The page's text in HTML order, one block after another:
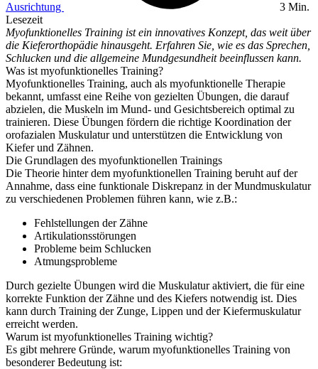
Ausrichtung
3 Min.
Lesezeit
Myofunktionelles Training ist ein innovatives Konzept, das weit über
die Kieferorthopädie hinausgeht. Erfahren Sie, wie es das Sprechen,
Schlucken und die allgemeine Mundgesundheit beeinflussen kann.
Was ist myofunktionelles Training?
Myofunktionelles Training, auch als myofunktionelle Therapie
bekannt, umfasst eine Reihe von gezielten Übungen, die darauf
abzielen, die Muskeln im Mund- und Gesichtsbereich optimal zu
trainieren. Diese Übungen fördern die richtige Koordination der
orofazialen Muskulatur und unterstützen die Entwicklung von
Kiefer und Zähnen.
Die Grundlagen des myofunktionellen Trainings
Die Theorie hinter dem myofunktionellen Training beruht auf der
Annahme, dass eine funktionale Diskrepanz in der Mundmuskulatur
zu verschiedenen Problemen führen kann, wie z.B.:
Fehlstellungen der Zähne
Artikulationsstörungen
Probleme beim Schlucken
Atmungsprobleme
Durch gezielte Übungen wird die Muskulatur aktiviert, die für eine
korrekte Funktion der Zähne und des Kiefers notwendig ist. Dies
kann durch Training der Zunge, Lippen und der Kiefermuskulatur
erreicht werden.
Warum ist myofunktionelles Training wichtig?
Es gibt mehrere Gründe, warum myofunktionelles Training von
besonderer Bedeutung ist: